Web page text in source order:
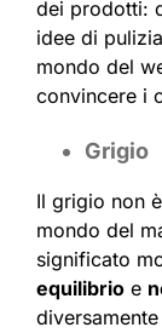
dei prodotti:
idee di
mondo del
convincere i
Grigio
Il grigio non
mondo del
significato
equilibrio e